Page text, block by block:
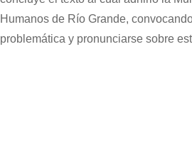
Humanos de Río Grande,
problemática y pronunciarse sobre